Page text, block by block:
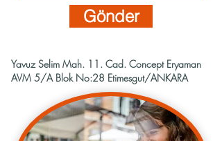
Gönder
Yavuz Selim Mah. 11. Cad. Concept Eryaman
AVM 5/A Blok No:28 Etimesgut/ANKARA